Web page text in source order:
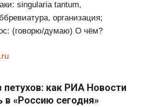
singularia tantum,
организация;
(говорю/думаю) О чём?
петухов: как РИА Новости
в «Россию сегодня»